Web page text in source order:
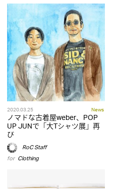
2020.03.25 News
ノマドな古着屋weber、POP
UP JUNで「大Tシャツ展」再
び
RoC Staff
for Clothing